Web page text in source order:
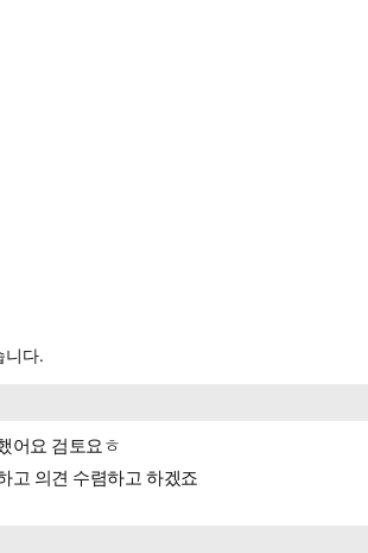
니다.
어요 검토요ㅎ
고 의견 수렴하고 하겠죠